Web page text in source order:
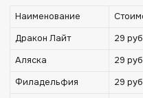
Наименование
Дракон Лайт
29
Аляска
29
Филадельфия
29